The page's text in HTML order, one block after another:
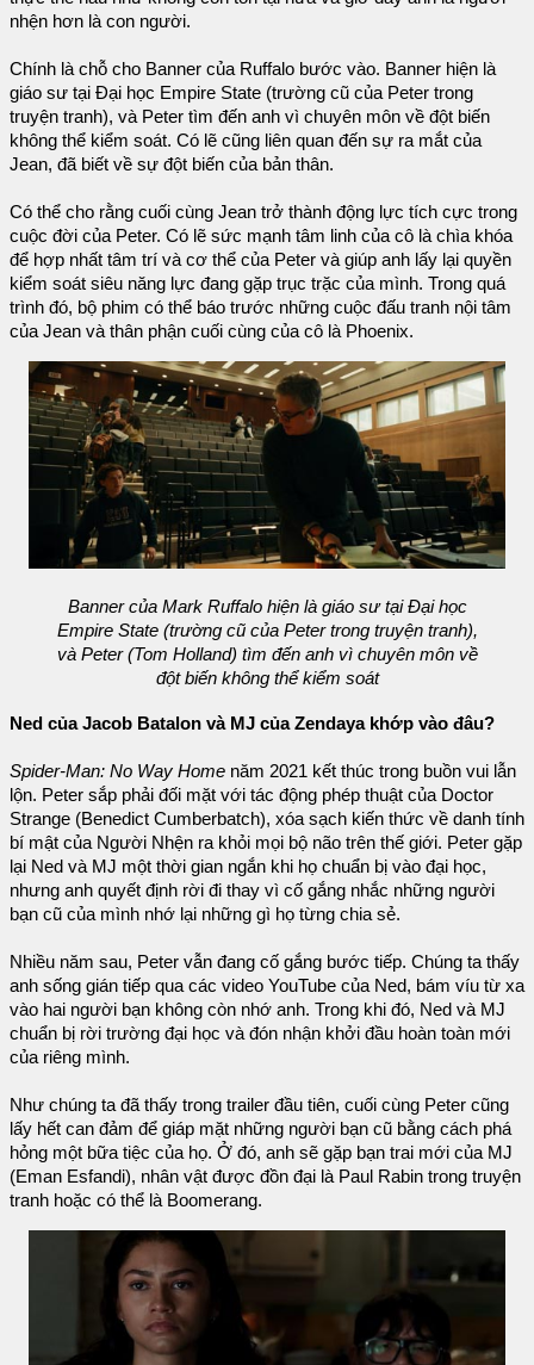
nhện hơn là con người.
Chính là chỗ cho Banner của Ruffalo bước vào. Banner hiện là
giáo sư tại Đại học Empire State (trường cũ của Peter trong
truyện tranh), và Peter tìm đến anh vì chuyên môn về đột biến
không thể kiểm soát. Có lẽ cũng liên quan đến sự ra mắt của
Jean, đã biết về sự đột biến của bản thân.
Có thể cho rằng cuối cùng Jean trở thành động lực tích cực trong
cuộc đời của Peter. Có lẽ sức mạnh tâm linh của cô là chìa khóa
để hợp nhất tâm trí và cơ thể của Peter và giúp anh lấy lại quyền
kiểm soát siêu năng lực đang gặp trục trặc của mình. Trong quá
trình đó, bộ phim có thể báo trước những cuộc đấu tranh nội tâm
của Jean và thân phận cuối cùng của cô là Phoenix.
Banner của Mark Ruffalo hiện là giáo sư tại Đại học
Empire State (trường cũ của Peter trong truyện tranh),
và Peter (Tom Holland) tìm đến anh vì chuyên môn về
đột biến không thể kiểm soát
Ned của Jacob Batalon và MJ của Zendaya khớp vào đâu?
Spider-Man: No Way Home năm 2021 kết thúc trong buồn vui lẫn
lộn. Peter sắp phải đối mặt với tác động phép thuật của Doctor
Strange (Benedict Cumberbatch), xóa sạch kiến thức về danh tính
bí mật của Người Nhện ra khỏi mọi bộ não trên thế giới. Peter gặp
lại Ned và MJ một thời gian ngắn khi họ chuẩn bị vào đại học,
nhưng anh quyết định rời đi thay vì cố gắng nhắc những người
bạn cũ của mình nhớ lại những gì họ từng chia sẻ.
Nhiều năm sau, Peter vẫn đang cố gắng bước tiếp. Chúng ta thấy
anh sống gián tiếp qua các video YouTube của Ned, bám víu từ xa
vào hai người bạn không còn nhớ anh. Trong khi đó, Ned và MJ
chuẩn bị rời trường đại học và đón nhận khởi đầu hoàn toàn mới
của riêng mình.
Như chúng ta đã thấy trong trailer đầu tiên, cuối cùng Peter cũng
lấy hết can đảm để giáp mặt những người bạn cũ bằng cách phá
hỏng một bữa tiệc của họ. Ở đó, anh sẽ gặp bạn trai mới của MJ
(Eman Esfandi), nhân vật được đồn đại là Paul Rabin trong truyện
tranh hoặc có thể là Boomerang.